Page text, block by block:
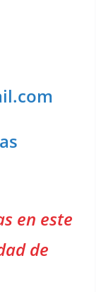
en este
de